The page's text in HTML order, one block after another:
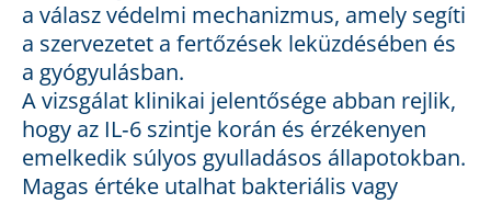
a válasz védelmi mechanizmus, amely segíti
a szervezetet a fertőzések leküzdésében és
a gyógyulásban.
A vizsgálat klinikai jelentősége abban rejlik,
hogy az IL‑6 szintje korán és érzékenyen
emelkedik súlyos gyulladásos állapotokban.
Magas értéke utalhat bakteriális vagy